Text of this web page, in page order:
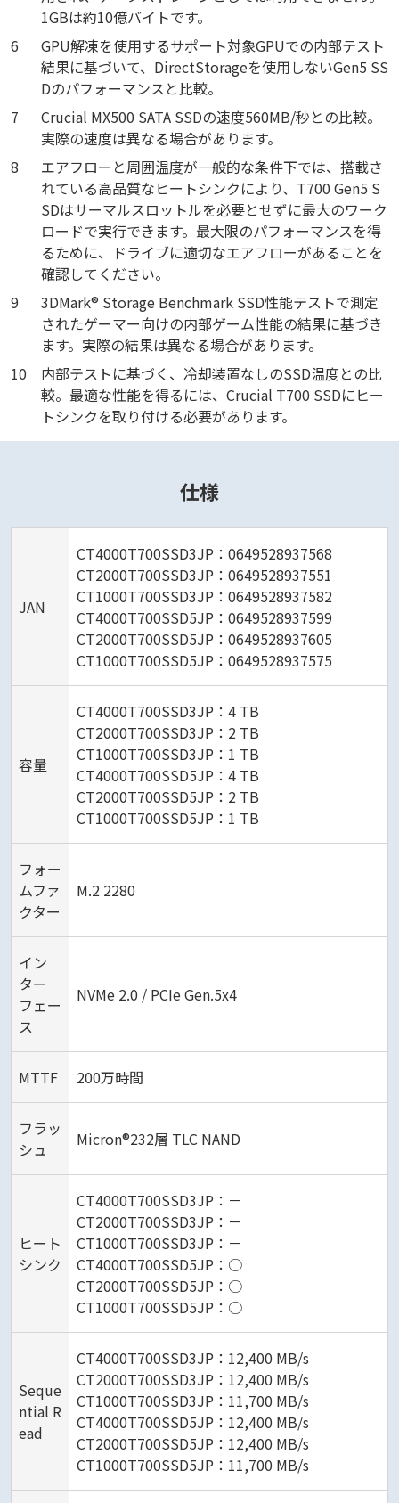
1GBは約10億バイトです。
6
GPU解凍を使用するサポート対象GPUでの内部テスト
結果に基づいて、DirectStorageを使用しないGen5 SS
Dのパフォーマンスと比較。
7
Crucial MX500 SATA SSDの速度560MB/秒との比較。
実際の速度は異なる場合があります。
8
エアフローと周囲温度が一般的な条件下では、搭載さ
れている高品質なヒートシンクにより、T700 Gen5 S
SDはサーマルスロットルを必要とせずに最大のワーク
ロードで実行できます。最大限のパフォーマンスを得
るために、ドライブに適切なエアフローがあることを
確認してください。
9
3DMark® Storage Benchmark SSD性能テストで測定
されたゲーマー向けの内部ゲーム性能の結果に基づき
ます。実際の結果は異なる場合があります。
10
内部テストに基づく、冷却装置なしのSSD温度との比
較。最適な性能を得るには、Crucial T700 SSDにヒー
トシンクを取り付ける必要があります。
仕様
JAN
CT4000T700SSD3JP：0649528937568
CT2000T700SSD3JP：0649528937551
CT1000T700SSD3JP：0649528937582
CT4000T700SSD5JP：0649528937599
CT2000T700SSD5JP：0649528937605
CT1000T700SSD5JP：0649528937575
容量
CT4000T700SSD3JP：4 TB
CT2000T700SSD3JP：2 TB
CT1000T700SSD3JP：1 TB
CT4000T700SSD5JP：4 TB
CT2000T700SSD5JP：2 TB
CT1000T700SSD5JP：1 TB
フォー
ムファ
クター
M.2 2280
イン
ター
フェー
ス
NVMe 2.0 / PCIe Gen.5x4
MTTF 200万時間
フラッ
シュ
Micron®232層 TLC NAND
ヒート
シンク
CT4000T700SSD3JP：－
CT2000T700SSD3JP：－
CT1000T700SSD3JP：－
CT4000T700SSD5JP：○
CT2000T700SSD5JP：○
CT1000T700SSD5JP：○
Seque
ntial R
ead
CT4000T700SSD3JP：12,400 MB/s
CT2000T700SSD3JP：12,400 MB/s
CT1000T700SSD3JP：11,700 MB/s
CT4000T700SSD5JP：12,400 MB/s
CT2000T700SSD5JP：12,400 MB/s
CT1000T700SSD5JP：11,700 MB/s